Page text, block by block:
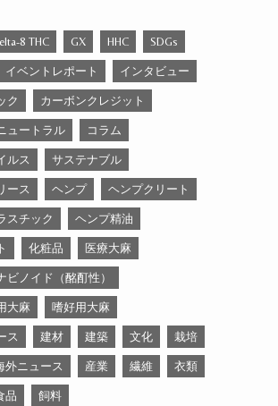
8 THC GX HHC SDGs
イベントレポート インタビュー
ク カーボンクレジット
ュートラル コラム
ルス サステナブル
ース ヘンプ ヘンプクリート
スチック ヘンプ精油
化粧品 医療大麻
ビノイド（酩酊性）
大麻 嗜好用大麻
ス 建材 建築 文化 栽培
外ニュース 産業 繊維 衣類
品 飼料